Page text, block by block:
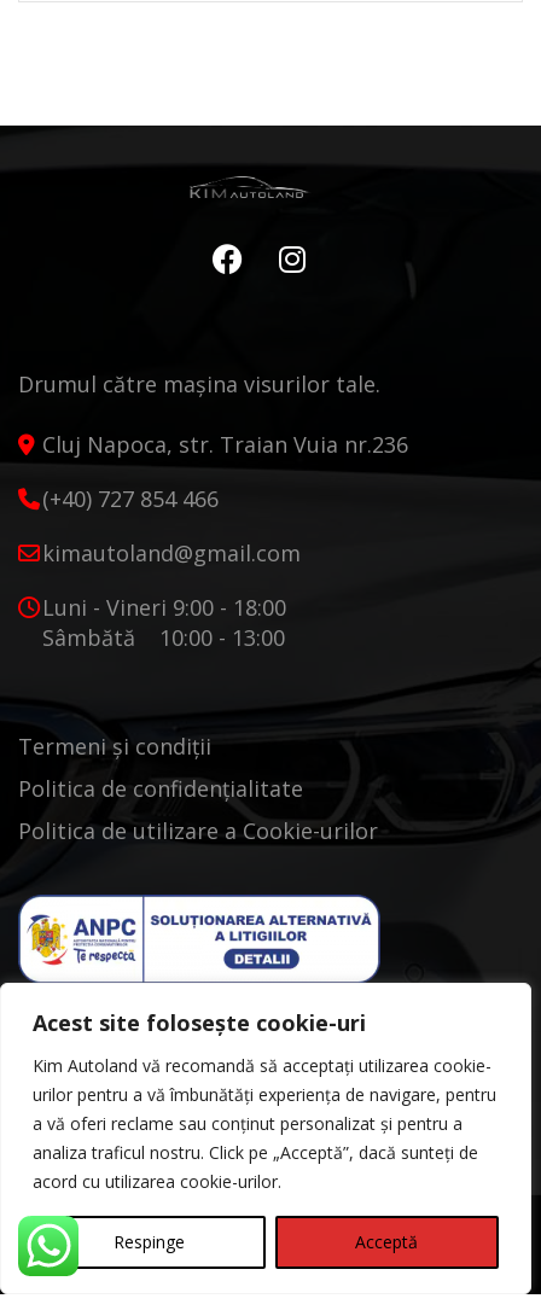
Acest site folosește cookie-uri
Kim Autoland vă recomandă să acceptați utilizarea cookie-
urilor pentru a vă îmbunătăți experiența de navigare, pentru
a vă oferi reclame sau conținut personalizat și pentru a
analiza traficul nostru. Click pe „Acceptă”, dacă sunteți de
acord cu utilizarea cookie-urilor.
Respinge Acceptă
Drumul către mașina visurilor tale.
Cluj Napoca, str. Traian Vuia nr.236
(+40) 727 854 466
kimautoland@gmail.com
Luni - Vineri 9:00 - 18:00
Sâmbătă 10:00 - 13:00
Termeni și condiții
Politica de confidențialitate
Politica de utilizare a Cookie-urilor
©Copyright 2026
Kimautoland
Politica de Confidentialitate
Contact